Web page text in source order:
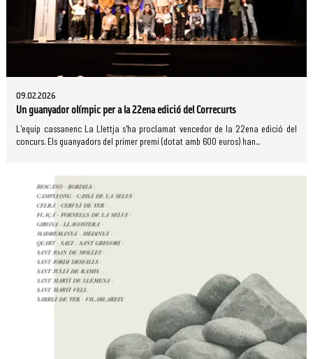
09.02.2026
Un guanyador olímpic per a la 22ena edició del Correcurts
L'equip cassanenc La Llettja s'ha proclamat vencedor de la 22ena edició del
concurs. Els guanyadors del primer premi (dotat amb 600 euros) han...